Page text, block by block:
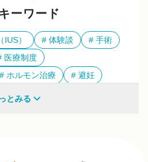
ーワード
IUS） 体験談
手術
医療制度
ホルモン治療
避妊
とみる